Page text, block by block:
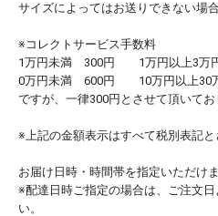
サイズによってはお送りできない場
※コレクトサービス手数料
1万円未満 300円 1万円以上3
0万円未満 600円 10万円以上30
ですが、一律300円とさせて頂いてお
※上記の金額表示はすべて税別表記と
お届け日時・時間帯を指定いただけま
※配達日時ご指定の場合は、ご注文
い。